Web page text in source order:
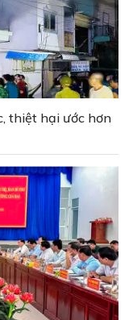
thiệt hại ước hơn